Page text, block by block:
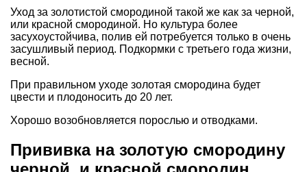
Уход за золотистой смородиной такой же как за черной,
или красной смородиной. Но культура более
засухоустойчива, полив ей потребуется только в очень
засушливый период. Подкормки с третьего года жизни,
весной.
При правильном уходе золотая смородина будет
цвести и плодоносить до 20 лет.
Хорошо возобновляется порослью и отводками.
Прививка на золотую смородину